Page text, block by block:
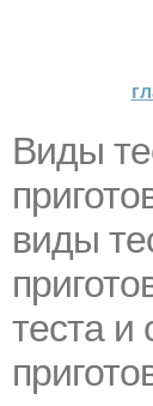
Виды
виды
теста и